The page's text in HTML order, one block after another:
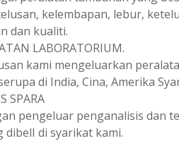
kelembapan, lebur,
dan kualiti.
LABORATORIUM.
kami mengeluarkan
di India, Cina, Amerika
SPARA
pengeluar penganalisis dan
dibelI di syarikat kami.